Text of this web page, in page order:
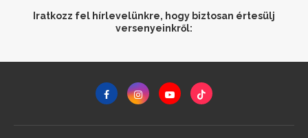
Iratkozz fel hírlevelünkre, hogy biztosan értesülj
versenyeinkről: